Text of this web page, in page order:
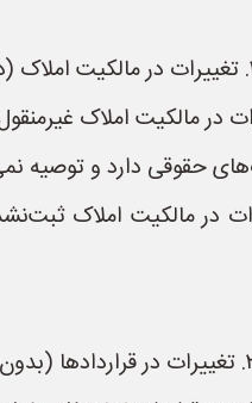
در مالکیت املاک
حقوقی دارد و توصیه
در مالکیت املاک